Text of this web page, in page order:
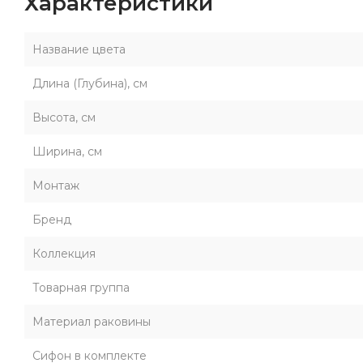
Серия представлена в двух размерах: 43 и 58 см,
практически в любой интерьер: графит, песочный,
ощупь и имеют высокие антибактериальные свойства,
Название цвета
Длина (Глубина), см
Высота, см
Ширина, см
Монтаж
Бренд
Коллекция
Товарная группа
Материал раковины
Сифон в комплекте